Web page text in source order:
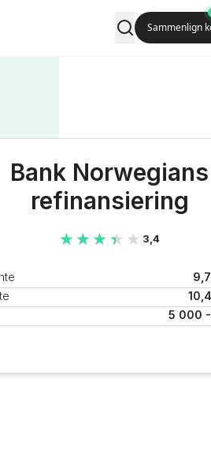
Sammenlign
Bank Norwegians
refinansiering
★★★★★
★★★★★ 3,4
5 000